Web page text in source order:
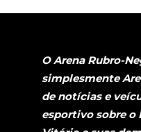
O Arena Rubro-
simplesmente
de notícias e
esportivo sobre o